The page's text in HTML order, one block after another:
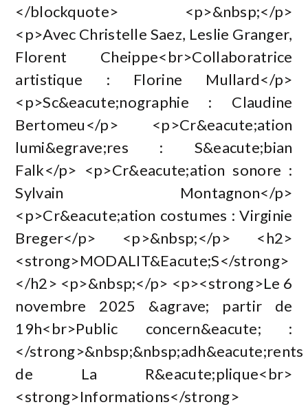
</blockquote> <p>&nbsp;</p>
<p>Avec Christelle Saez, Leslie Granger,
Florent Cheippe<br>Collaboratrice
artistique : Florine Mullard</p>
<p>Sc&eacute;nographie : Claudine
Bertomeu</p> <p>Cr&eacute;ation
lumi&egrave;res : S&eacute;bian
Falk</p> <p>Cr&eacute;ation sonore :
Sylvain Montagnon</p>
<p>Cr&eacute;ation costumes : Virginie
Breger</p> <p>&nbsp;</p> <h2>
<strong>MODALIT&Eacute;S</strong>
</h2> <p>&nbsp;</p> <p><strong>Le 6
novembre 2025 &agrave; partir de
19h<br>Public concern&eacute; :
</strong>&nbsp;&nbsp;adh&eacute;rents
de La R&eacute;plique<br>
<strong>Informations</strong>